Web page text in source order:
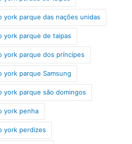
york parque das nações unidas
york parque de taipas
york parque dos príncipes
york parque Samsung
york parque são domingos
york penha
york perdizes